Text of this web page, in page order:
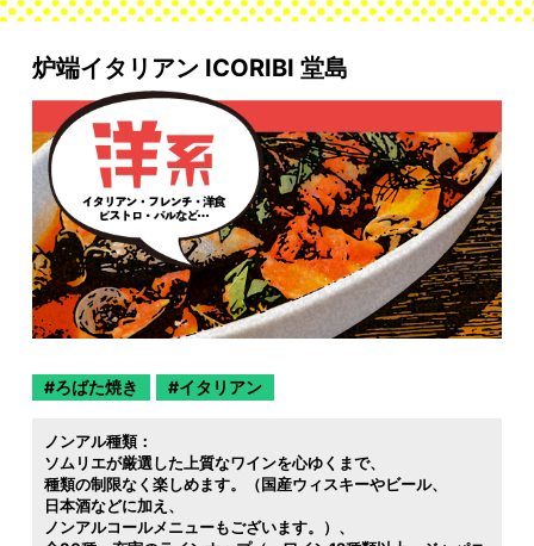
炉端イタリアン ICORIBI 堂島
ろばた焼き イタリアン
ノンアル種類：
ソムリエが厳選した上質なワインを心ゆくまで
種類の制限なく楽しめます。（国産ウィスキーやビール
日本酒などに加え
ノンアルコールメニューもございます。）